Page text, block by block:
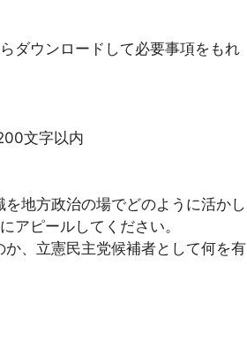
ウンロードして必要事項をもれ
文字以内
方政治の場でどのように活かし
アピールしてください。
立憲民主党候補者として何を有